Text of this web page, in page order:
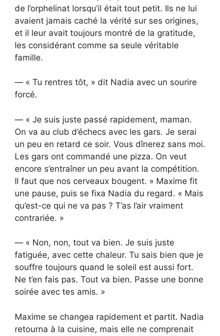
de l’orphelinat lorsqu’il était tout petit. Ils ne lui
avaient jamais caché la vérité sur ses origines,
et il leur avait toujours montré de la gratitude,
les considérant comme sa seule véritable
famille.
— « Tu rentres tôt, » dit Nadia avec un sourire
forcé.
— « Je suis juste passé rapidement, maman.
On va au club d’échecs avec les gars. Je serai
un peu en retard ce soir. Vous dînerez sans moi.
Les gars ont commandé une pizza. On veut
encore s’entraîner un peu avant la compétition.
Il faut que nos cerveaux bougent. » Maxime fit
une pause, puis se fixa Nadia du regard. « Mais
qu’est-ce qui ne va pas ? T’as l’air vraiment
contrariée. »
— « Non, non, tout va bien. Je suis juste
fatiguée, avec cette chaleur. Tu sais bien que je
souffre toujours quand le soleil est aussi fort.
Ne t’en fais pas. Tout va bien. Passe une bonne
soirée avec tes amis. »
Maxime se changea rapidement et partit. Nadia
retourna à la cuisine, mais elle ne comprenait